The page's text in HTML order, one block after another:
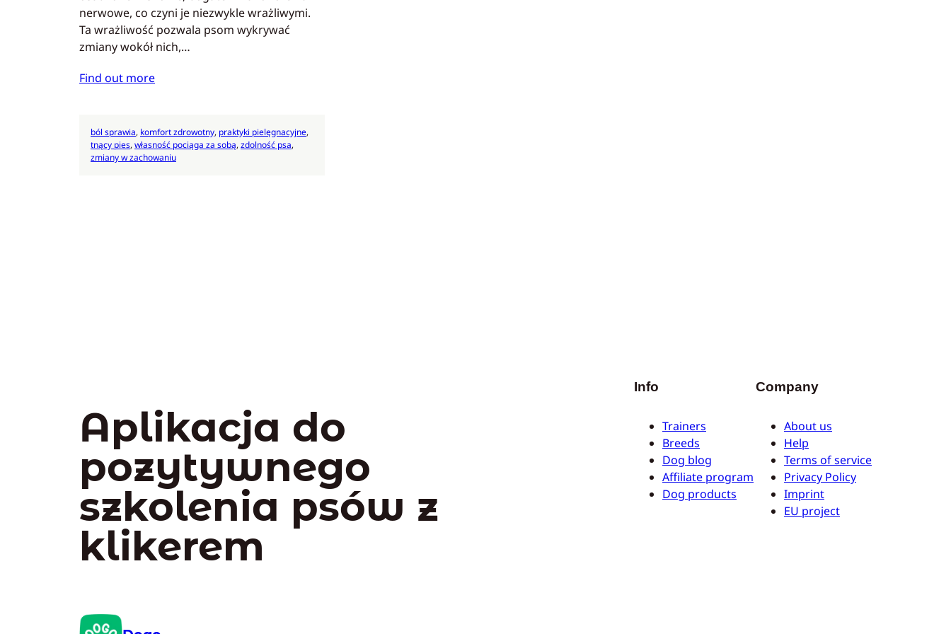
nerwowe, co czyni je niezwykle wrażliwymi.
Ta wrażliwość pozwala psom wykrywać
zmiany wokół nich,…
Find out more
ból sprawia, komfort zdrowotny, praktyki pielęgnacyjne
tnący pies, własność pociąga za sobą, zdolność psa
zmiany w zachowaniu
Aplikacja do
pozytywnego
szkolenia psów z
klikerem
Info
Trainers
Breeds
Dog blog
Affiliate program
Dog products
Company
About us
Help
Terms of service
Privacy Policy
Imprint
EU project